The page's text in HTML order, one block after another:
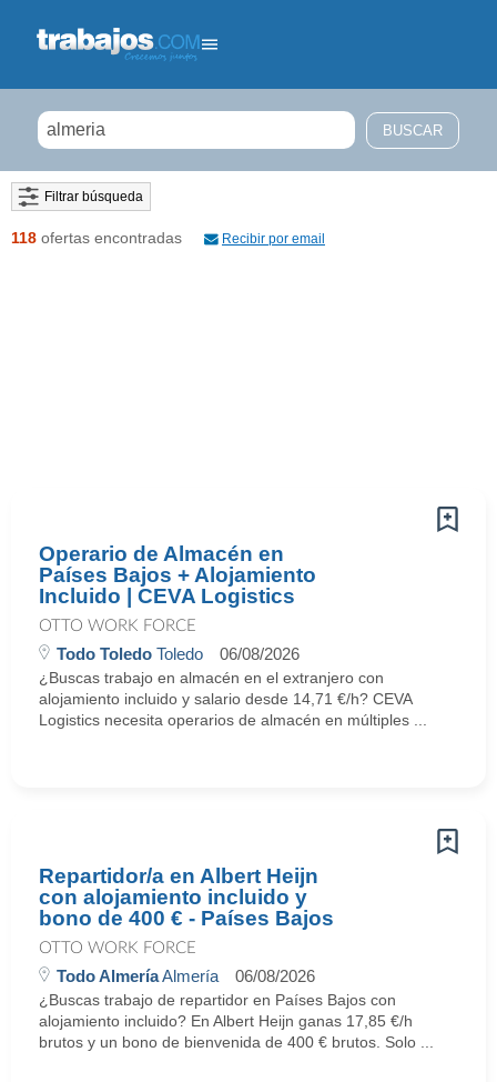
Filtrar búsqueda
118 ofertas encontradas Recibir por email
Operario de Almacén en
Países Bajos + Alojamiento
Incluido | CEVA Logistics
OTTO WORK FORCE
Todo Toledo Toledo 06/08/2026
¿Buscas trabajo en almacén en el extranjero con
alojamiento incluido y salario desde 14,71 €/h? CEVA
Logistics necesita operarios de almacén en múltiples ...
Repartidor/a en Albert Heijn
con alojamiento incluido y
bono de 400 € - Países Bajos
OTTO WORK FORCE
Todo AlmeríaAlmería 06/08/2026
¿Buscas trabajo de repartidor en Países Bajos con
alojamiento incluido? En Albert Heijn ganas 17,85 €/h
brutos y un bono de bienvenida de 400 € brutos. Solo ...